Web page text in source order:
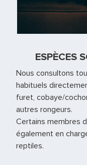
ESPÈCES
Nous consultons
habituels
furet, cobaye/
autres rongeurs.
Certains membres
également en
reptiles.